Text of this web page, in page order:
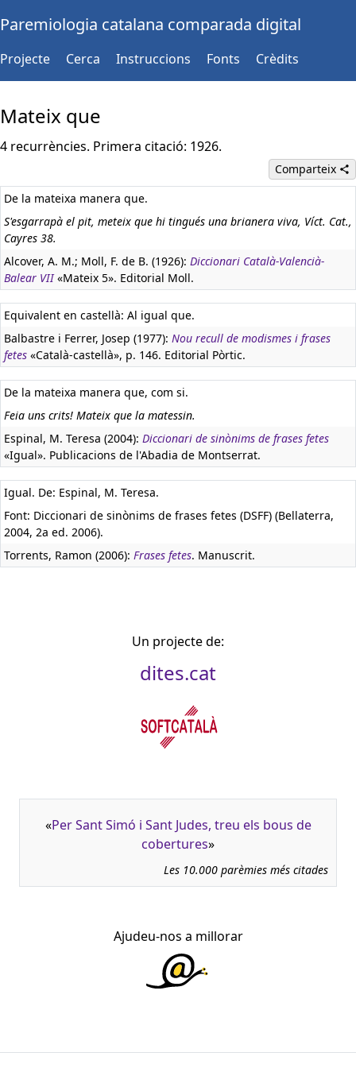
Paremiologia catalana comparada digital
Projecte Cerca Instruccions Fonts Crèdits
Mateix que
4 recurrències. Primera citació: 1926.
Comparteix
De la mateixa manera que.
S'esgarrapà el pit, meteix que hi tingués una brianera viva, Víct. Cat.,
Cayres 38.
Alcover, A. M.; Moll, F. de B. (1926): Diccionari Català-Valencià-
Balear VII«Mateix 5». Editorial Moll.
Equivalent en castellà: Al igual que.
Balbastre i Ferrer, Josep (1977): Nou recull de modismes i frases
fetes «Català-castellà», p. 146. Editorial Pòrtic.
De la mateixa manera que, com si.
Feia uns crits! Mateix que la matessin.
Espinal, M. Teresa (2004): Diccionari de sinònims de frases fetes
«Igual». Publicacions de l'Abadia de Montserrat.
Igual. De: Espinal, M. Teresa.
Font: Diccionari de sinònims de frases fetes (DSFF) (Bellaterra,
2004, 2a ed. 2006).
Torrents, Ramon (2006): Frases fetes. Manuscrit.
Un projecte de:
dites.cat
«Per Sant Simó i Sant Judes, treu els bous de
cobertures»
Les 10.000 parèmies més citades
Ajudeu-nos a millorar